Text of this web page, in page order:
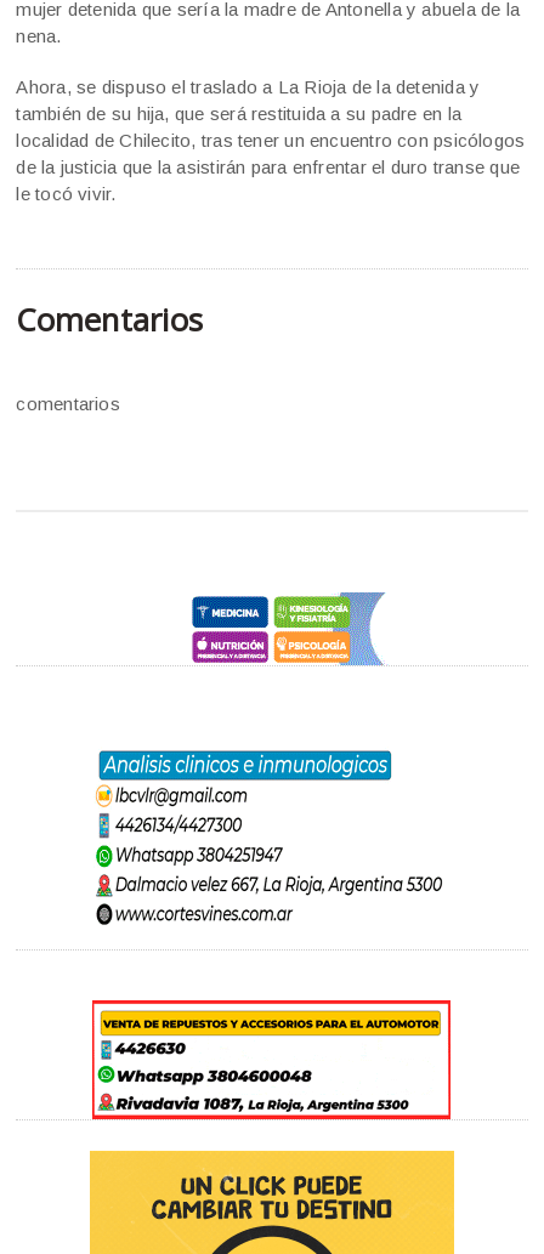
mujer detenida que sería la madre de Antonella y abuela de la
nena.
Ahora, se dispuso el traslado a La Rioja de la detenida y
también de su hija, que será restituida a su padre en la
localidad de Chilecito, tras tener un encuentro con psicólogos
de la justicia que la asistirán para enfrentar el duro transe que
le tocó vivir.
Comentarios
comentarios